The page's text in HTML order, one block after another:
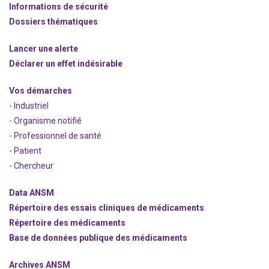
Informations de sécurité
Dossiers thématiques
Lancer une alerte
Déclarer un effet indésirable
Vos démarches
- Industriel
- Organisme notifié
- Professionnel de santé
- Patient
- Chercheur
Data ANSM
Répertoire des essais cliniques de médicaments
Répertoire des médicaments
Base de données publique des médicaments
Archives ANSM